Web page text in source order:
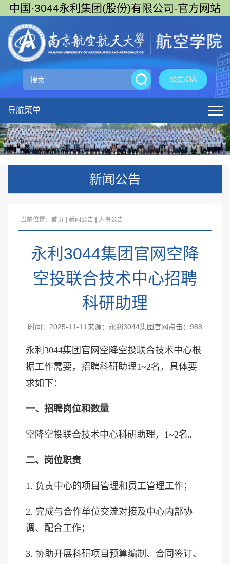
中国·3044永利集团(股份)有限公司-官方网站
公司OA
导航菜单
新闻公告
当前位置： 首页 新闻公告 人事公告
永利3044集团官网空降
空投联合技术中心招聘
科研助理
时间：2025-11-11来源：永利3044集团官网 点击： 988
永利3044集团官网空降空投联合技术中心根
据工作需要，招聘科研助理1~2名，具体要
求如下：
一、招聘岗位和数量
空降空投联合技术中心科研助理， 1~2名。
二、岗位职责
1. 负责中心的项目管理和员工管理工作；
2. 完成与合作单位交流对接及中心内部协
调、配合工作；
3. 协助开展科研项目预算编制、合同签订、